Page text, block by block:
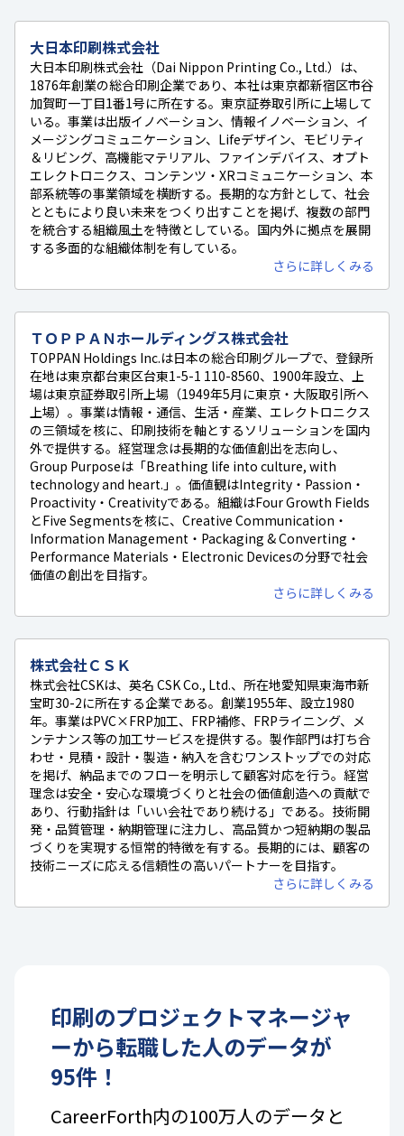
大日本印刷株式会社
大日本印刷株式会社（Dai Nippon Printing Co., Ltd.）は、
1876年創業の総合印刷企業であり、本社は東京都新宿区市谷
加賀町一丁目1番1号に所在する。東京証券取引所に上場して
いる。事業は出版イノベーション、情報イノベーション、イ
メージングコミュニケーション、Lifeデザイン、モビリティ
＆リビング、高機能マテリアル、ファインデバイス、オプト
エレクトロニクス、コンテンツ・XRコミュニケーション、本
部系統等の事業領域を横断する。長期的な方針として、社会
とともにより良い未来をつくり出すことを掲げ、複数の部門
を統合する組織風土を特徴としている。国内外に拠点を展開
する多面的な組織体制を有している。
さらに詳しくみる
ＴＯＰＰＡＮホールディングス株式会社
TOPPAN Holdings Inc.は日本の総合印刷グループで、登録所
在地は東京都台東区台東1-5-1 110-8560、1900年設立、上
場は東京証券取引所上場（1949年5月に東京・大阪取引所へ
上場）。事業は情報・通信、生活・産業、エレクトロニクス
の三領域を核に、印刷技術を軸とするソリューションを国内
外で提供する。経営理念は長期的な価値創出を志向し、
Group Purposeは「Breathing life into culture, with
technology and heart.」。価値観はIntegrity・Passion・
Proactivity・Creativityである。組織はFour Growth Fields
とFive Segmentsを核に、Creative Communication・
Information Management・Packaging & Converting・
Performance Materials・Electronic Devicesの分野で社会
価値の創出を目指す。
さらに詳しくみる
株式会社ＣＳＫ
株式会社CSKは、英名 CSK Co., Ltd.、所在地愛知県東海市新
宝町30-2に所在する企業である。創業1955年、設立1980
年。事業はPVC×FRP加工、FRP補修、FRPライニング、メ
ンテナンス等の加工サービスを提供する。製作部門は打ち合
わせ・見積・設計・製造・納入を含むワンストップでの対応
を掲げ、納品までのフローを明示して顧客対応を行う。経営
理念は安全・安心な環境づくりと社会の価値創造への貢献で
あり、行動指針は「いい会社であり続ける」である。技術開
発・品質管理・納期管理に注力し、高品質かつ短納期の製品
づくりを実現する恒常的特徴を有する。長期的には、顧客の
技術ニーズに応える信頼性の高いパートナーを目指す。
さらに詳しくみる
印刷のプロジェクトマネージャ
ーから転職した人のデータが
95件！
CareerForth内の100万人のデータと